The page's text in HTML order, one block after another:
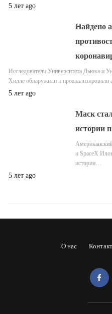
5 лет ago
Найдено
Исследователи Университета Дьюка и
Хилле обнаружили и
5 лет ago
Маск
истории
и SpaceX
истории…
5 лет ago
О нас